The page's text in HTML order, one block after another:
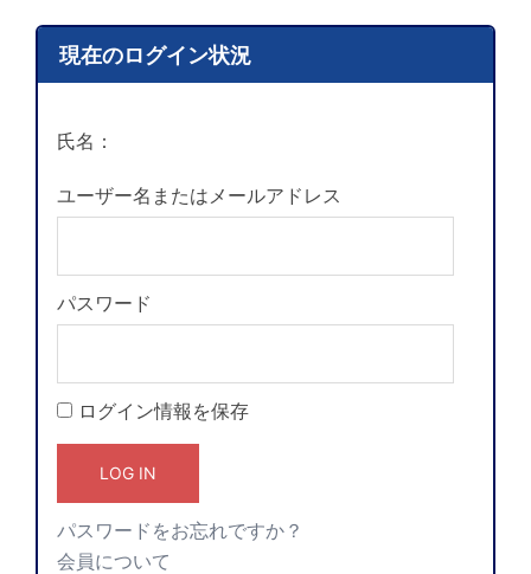
現在のログイン状況
氏名：
ユーザー名またはメールアドレス
パスワード
ログイン情報を保存
パスワードをお忘れですか？
会員について